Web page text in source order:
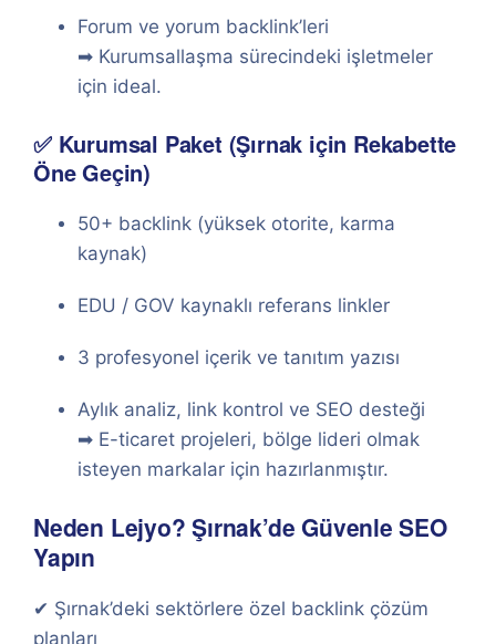
Forum ve yorum backlink’leri
➡ Kurumsallaşma sürecindeki işletmeler
için ideal.
✅ Kurumsal Paket (Şırnak için Rekabette
Öne Geçin)
50+ backlink (yüksek otorite, karma
kaynak)
EDU / GOV kaynaklı referans linkler
3 profesyonel içerik ve tanıtım yazısı
Aylık analiz, link kontrol ve SEO desteği
➡ E-ticaret projeleri, bölge lideri olmak
isteyen markalar için hazırlanmıştır.
Neden Lejyo? Şırnak’de Güvenle SEO
Yapın
✔ Şırnak’deki sektörlere özel backlink çözüm
planları